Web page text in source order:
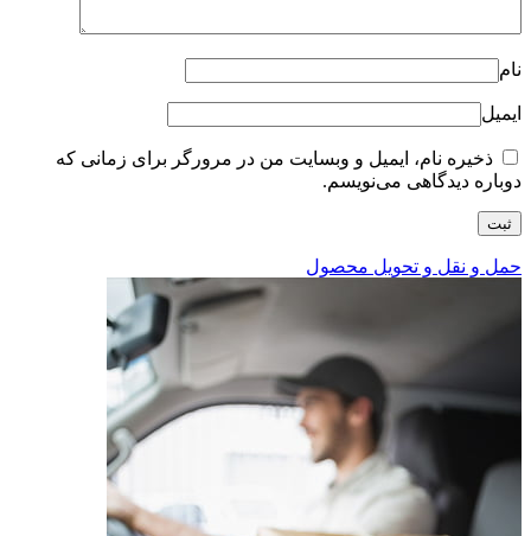
نام
ایمیل
ذخیره نام، ایمیل و وبسایت من در مرورگر برای زمانی که
دوباره دیدگاهی می‌نویسم.
حمل و نقل و تحویل محصول